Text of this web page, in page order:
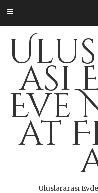
content
ası
Eve
at
Uluslararası